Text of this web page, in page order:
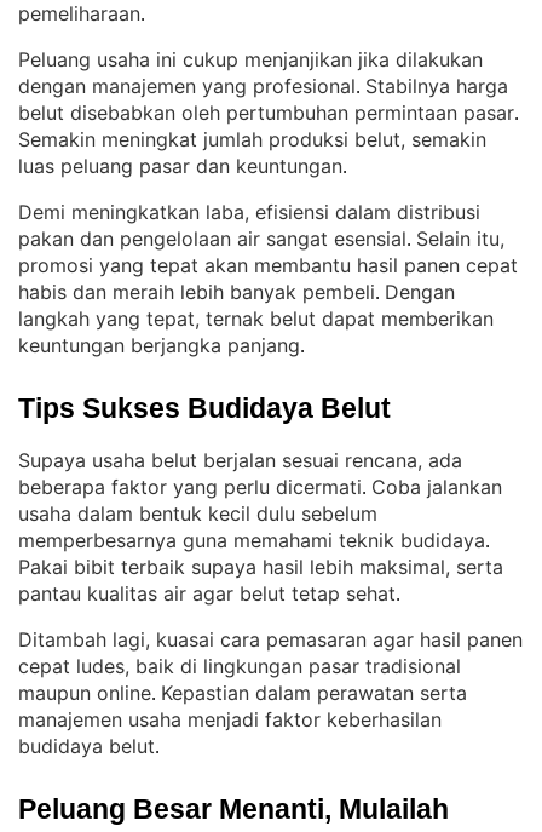
pemeliharaan.
Peluang usaha ini cukup menjanjikan jika dilakukan
dengan manajemen yang profesional. Stabilnya harga
belut disebabkan oleh pertumbuhan permintaan pasar
Semakin meningkat jumlah produksi belut, semakin
luas peluang pasar dan keuntungan.
Demi meningkatkan laba, efisiensi dalam distribusi
pakan dan pengelolaan air sangat esensial. Selain itu,
promosi yang tepat akan membantu hasil panen cepat
habis dan meraih lebih banyak pembeli. Dengan
langkah yang tepat, ternak belut dapat memberikan
keuntungan berjangka panjang.
Tips Sukses Budidaya Belut
Supaya usaha belut berjalan sesuai rencana, ada
beberapa faktor yang perlu dicermati. Coba jalankan
usaha dalam bentuk kecil dulu sebelum
memperbesarnya guna memahami teknik budidaya
Pakai bibit terbaik supaya hasil lebih maksimal, serta
pantau kualitas air agar belut tetap sehat.
Ditambah lagi, kuasai cara pemasaran agar hasil panen
cepat ludes, baik di lingkungan pasar tradisional
maupun online. Kepastian dalam perawatan serta
manajemen usaha menjadi faktor keberhasilan
budidaya belut.
Peluang Besar Menanti, Mulailah